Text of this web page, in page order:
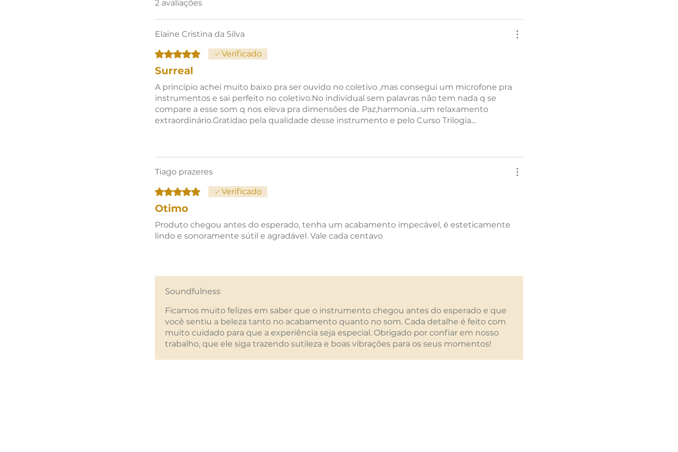
Diâmetro: 4-5 cm
2 avaliações
Elaine Cristina da Silva
Rated 5 out of 5 stars.Verificado
Surreal
A princípio achei muito baixo pra ser ouvido no coletivo ,mas consegui um microfone pra
instrumentos e sai perfeito no coletivo.No individual sem palavras não tem nada q se
compare a esse som q nos eleva pra dimensões de Paz,harmonia...um relaxamento
extraordinário.Gratidao pela qualidade desse instrumento e pelo Curso Trilogia...
Tiago prazeres
Rated 5 out of 5 stars.Verificado
Otimo
Produto chegou antes do esperado, tenha um acabamento impecável, é esteticamente
lindo e sonoramente sútil e agradável. Vale cada centavo
Soundfulness
Ficamos muito felizes em saber que o instrumento chegou antes do esperado e que
você sentiu a beleza tanto no acabamento quanto no som. Cada detalhe é feito com
muito cuidado para que a experiência seja especial. Obrigado por confiar em nosso
trabalho, que ele siga trazendo sutileza e boas vibrações para os seus momentos!